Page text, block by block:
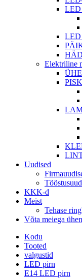
LED
Elektriline
Uudised
KKK-d
Meist
Tehase
Võta meiega
Kodu
Tooted
valgustid
LED pirn
E14 LED pirn